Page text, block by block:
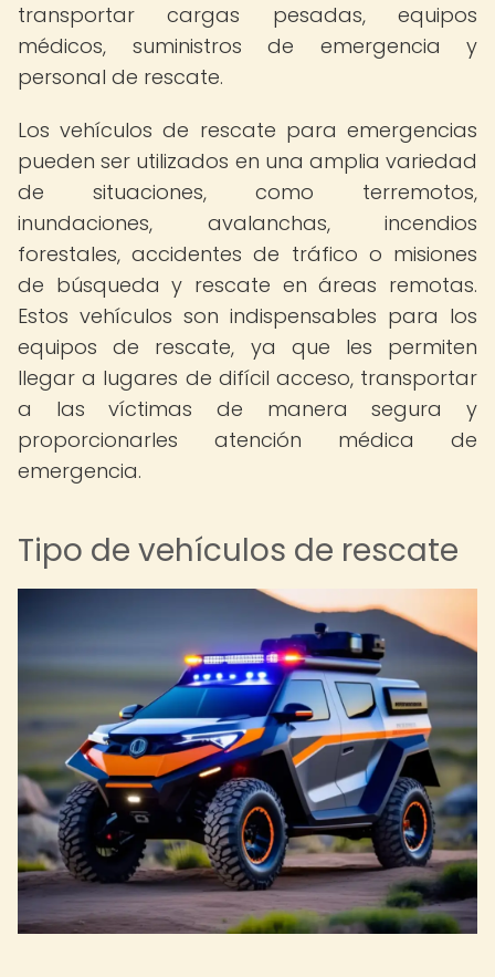
transportar cargas pesadas, equipos
médicos, suministros de emergencia y
personal de rescate.
Los vehículos de rescate para emergencias
pueden ser utilizados en una amplia variedad
de situaciones, como terremotos,
inundaciones, avalanchas, incendios
forestales, accidentes de tráfico o misiones
de búsqueda y rescate en áreas remotas.
Estos vehículos son indispensables para los
equipos de rescate, ya que les permiten
llegar a lugares de difícil acceso, transportar
a las víctimas de manera segura y
proporcionarles atención médica de
emergencia.
Tipo de vehículos de rescate